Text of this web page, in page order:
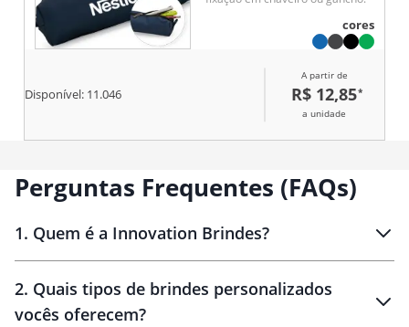
cores
Disponível: 11.046
A partir de
R$ 12,85*
a unidade
Perguntas Frequentes (FAQs)
1. Quem é a Innovation Brindes?
Brindes personalizados
2. Quais tipos de brindes personalizados
vocês oferecem?